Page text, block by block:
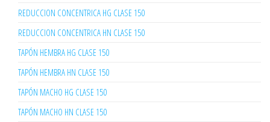
REDUCCION CONCENTRICA HG CLASE 150
REDUCCION CONCENTRICA HN CLASE 150
TAPÓN HEMBRA HG CLASE 150
TAPÓN HEMBRA HN CLASE 150
TAPÓN MACHO HG CLASE 150
TAPÓN MACHO HN CLASE 150